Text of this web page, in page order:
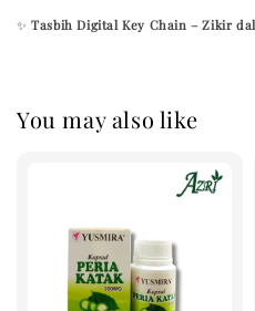
✨Tasbih Digital Key Chain – Zikir
You may also like